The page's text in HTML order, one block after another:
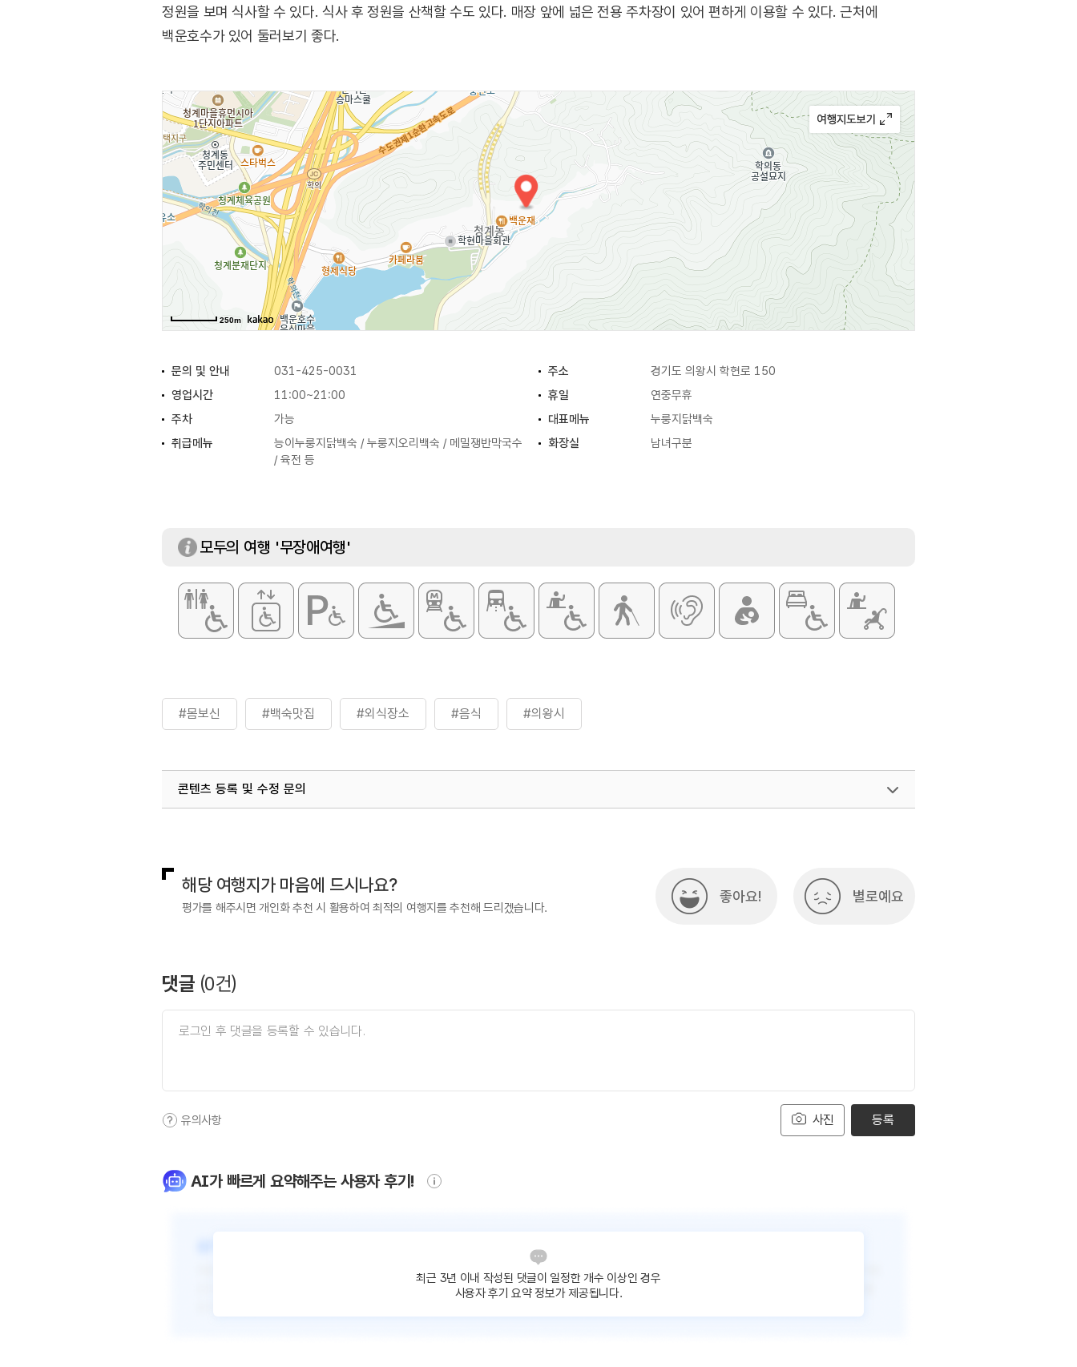
정원을 보며 식사할 수 있다. 식사 후 정원을 산책할 수도 있다. 매장 앞에 넓은 전용 주차장이 있어 편하게 이용할 수 있다. 근처에
백운호수가 있어 둘러보기 좋다.
250m
문의 및 안내 031-425-0031 주소
경기도 의왕시 학현로 150
영업시간
11:00~21:00 휴일
연중무휴
주차
가능 대표메뉴
누룽지닭백숙
취급메뉴
능이누룽지닭백숙 / 누룽지오리백숙 / 메밀쟁반막국수
/ 육전 등
화장실 남녀구분
모두의 여행 '무장애여행'
#몸보신 #백숙맛집 #외식장소 #음식 #의왕시
콘텐츠 등록 및 수정 문의
해당 여행지가 마음에 드시나요?
평가를 해주시면 개인화 추천 시 활용하여 최적의 여행지를 추천해 드리겠습니다.
좋아요! 별로예요
댓글 (0건)
사진
유의사항 등록
AI가 빠르게 요약해주는 사용자 후기!
최근 3년 이내 작성된 댓글이 일정한 개수 이상인 경우
사용자 후기 요약 정보가 제공됩니다.